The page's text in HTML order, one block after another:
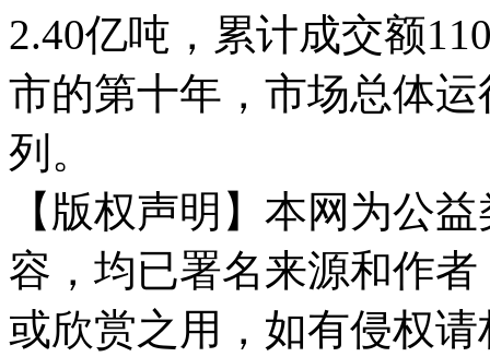
2.40亿吨，累计成交额
市的第十年，市场总体
列。
【版权声明】本网为公
容，均已署名来源和作
或欣赏之用，如有侵权